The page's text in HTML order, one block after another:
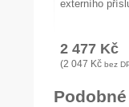
externího
2 477 Kč
(2 047 Kč bez